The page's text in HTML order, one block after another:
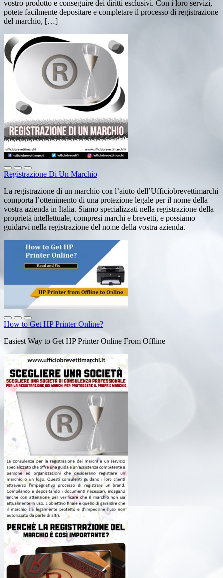
vostro prodotto e conseguire dei diritti esclusivi. Con i loro servizi,
potete facilmente depositare e completare il processo di registrazione
del marchio, […]
Registrazione Di Un Marchio
La registrazione di un marchio con l’aiuto dell’Ufficiobrevettimarchi
comporta l’ottenimento di una protezione legale per il nome della
vostra azienda in Italia. Siamo specializzati nella registrazione della
proprietà intellettuale, compresi marchi e brevetti, e possiamo
guidarvi nella registrazione del nome della vostra azienda.
How to Get HP Printer Online?
Easiest Way to Get HP Printer Online From Offline